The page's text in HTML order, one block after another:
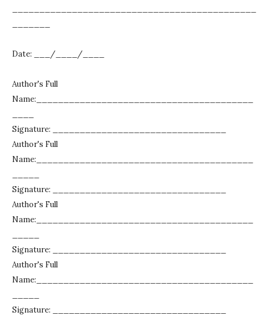
Date: ___/____/____
Author's Full
Name:________________________________________
Signature: ________________________________
Author's Full
Name:________________________________________
Signature: ________________________________
Author's Full
Name:________________________________________
Signature: ________________________________
Author's Full
Name:________________________________________
Signature: ________________________________